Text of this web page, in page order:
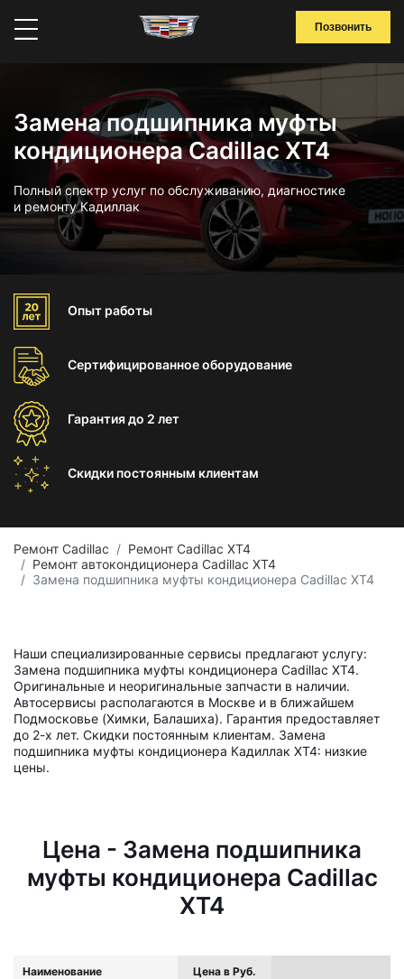
Позвонить
Замена подшипника муфты
кондиционера Cadillac XT4
Полный спектр услуг по обслуживанию, диагностике
и ремонту Кадиллак
Опыт работы
Сертифицированноеоборудование
Гарантиядо 2 лет
Скидки постоянным клиентам
Ремонт Cadillac
Ремонт Cadillac XT4
Ремонт автокондиционера Cadillac XT4
Замена подшипника муфты кондиционера Cadillac XT4
Наши специализированные сервисы предлагают услугу:
Замена подшипника муфты кондиционера Cadillac XT4.
Оригинальные и неоригинальные запчасти в наличии.
Автосервисы располагаются в Москве и в ближайшем
Подмосковье (Химки, Балашиха). Гарантия предоставляет
до 2-х лет. Скидки постоянным клиентам. Замена
подшипника муфты кондиционера Кадиллак ХТ4: низкие
цены.
Цена - Замена подшипника
муфты кондиционера Cadillac
XT4
Наименование Цена в Руб.